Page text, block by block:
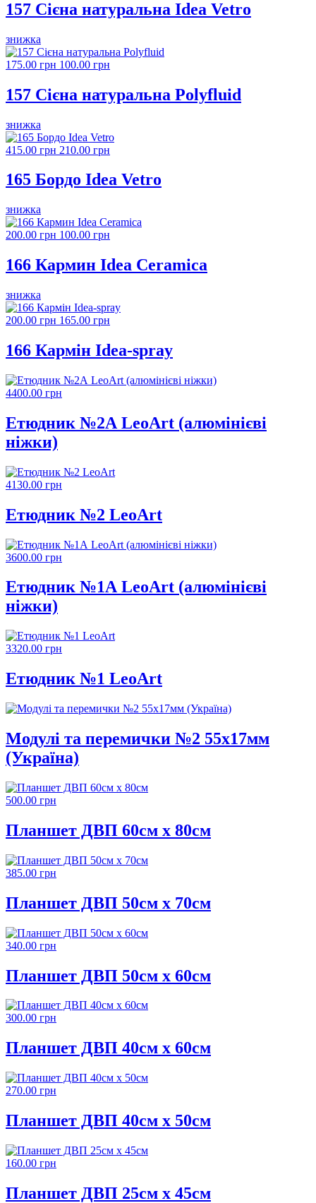
157 Сієна натуральна Idea Vetro
знижка
175.00 грн 100.00 грн
157 Сієна натуральна Polyfluid
знижка
415.00 грн 210.00 грн
165 Бордо Idea Vetro
знижка
200.00 грн 100.00 грн
166 Кармин Idea Ceramica
знижка
200.00 грн 165.00 грн
166 Кармін Idea-spray
4400.00 грн
Етюдник №2А LeoArt (алюмінієві
ніжки)
4130.00 грн
Етюдник №2 LeoArt
3600.00 грн
Етюдник №1А LeoArt (алюмінієві
ніжки)
3320.00 грн
Етюдник №1 LeoArt
Модулі та перемички №2 55х17мм
(Україна)
500.00 грн
Планшет ДВП 60см х 80см
385.00 грн
Планшет ДВП 50см х 70см
340.00 грн
Планшет ДВП 50см х 60см
300.00 грн
Планшет ДВП 40см х 60см
270.00 грн
Планшет ДВП 40см х 50см
160.00 грн
Планшет ДВП 25см х 45см